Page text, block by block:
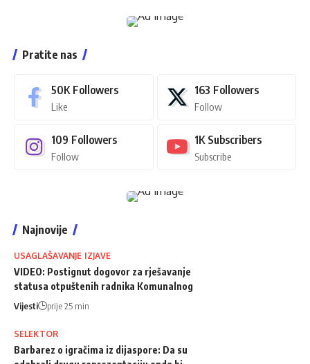
Pratite nas
50K Followers
Like
163 Followers
Follow
109 Followers
Follow
1K Subscribers
Subscribe
Najnovije
USAGLAŠAVANJE IZJAVE
VIDEO: Postignut dogovor za rješavanje
statusa otpuštenih radnika Komunalnog
Vijesti prije 25 min
SELEKTOR
Barbarez o igračima iz dijaspore: Da su